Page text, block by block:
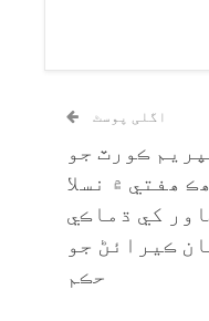
اگلی پوسٹ
ڪورٽ جو
ھڪ ھفتي ۾ نسلا
کي ڌماڪي
ڪيرائڻ جو
حڪم